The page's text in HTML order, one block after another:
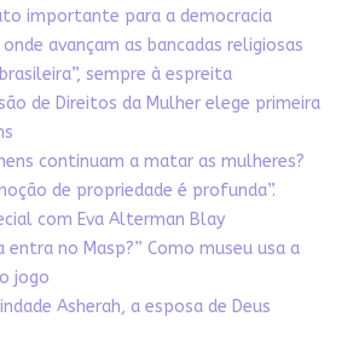
importante para a democracia
onde avançam as bancadas religiosas
sempre à espreita
de Direitos da Mulher elege primeira
continuam a matar as mulheres?
de propriedade é profunda”.
com Eva Alterman Blay
entra no Masp?” Como museu usa a
jogo
Asherah, a esposa de Deus